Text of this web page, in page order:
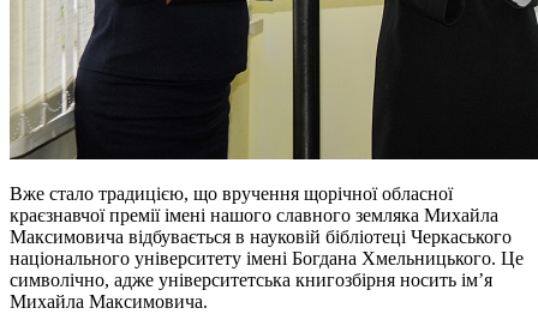
Вже стало традицією, що вручення щорічної обласної
краєзнавчої премії імені нашого славного земляка Михайла
Максимовича відбувається в науковій бібліотеці Черкаського
національного університету імені Богдана Хмельницького. Це
символічно, адже університетська книгозбірня носить ім’я
Михайла Максимовича.